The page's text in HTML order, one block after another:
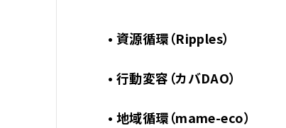
• 資源循環（Ripples）
• 行動変容（カバDAO）
• 地域循環（mame-eco）